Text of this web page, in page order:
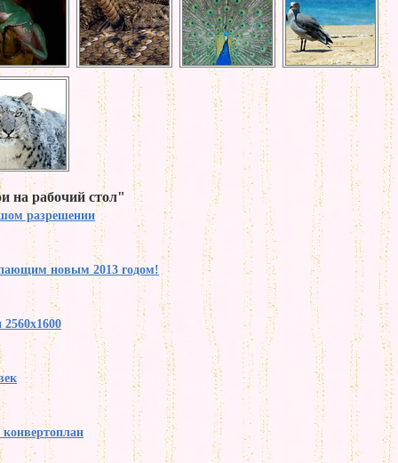
на рабочий стол"
разрешении
новым 2013 годом!